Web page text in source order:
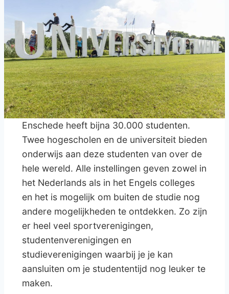
Enschede heeft bijna 30.000 studenten.
Twee hogescholen en de universiteit bieden
onderwijs aan deze studenten van over de
hele wereld. Alle instellingen geven zowel in
het Nederlands als in het Engels colleges
en het is mogelijk om buiten de studie nog
andere mogelijkheden te ontdekken. Zo zijn
er heel veel sportverenigingen,
studentenverenigingen en
studieverenigingen waarbij je je kan
aansluiten om je studententijd nog leuker te
maken.